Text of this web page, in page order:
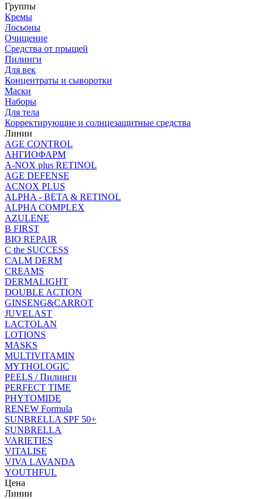
Группы
Кремы
Лосьоны
Очищение
Средства от прыщей
Пилинги
Для век
Концентраты и сыворотки
Маски
Наборы
Для тела
Корректирующие и солнцезащитные средства
Линии
AGE CONTROL
АНГИОФАРМ
A-NOX plus RETINOL
AGE DEFENSE
ACNOX PLUS
ALPHA - BETA & RETINOL
ALPHA COMPLEX
AZULENE
B FIRST
BIO REPAIR
C the SUCCESS
CALM DERM
CREAMS
DERMALIGHT
DOUBLE ACTION
GINSENG&CARROT
JUVELAST
LACTOLAN
LOTIONS
MASKS
MULTIVITAMIN
MYTHOLOGIC
PEELS / Пилинги
PERFECT TIME
PHYTOMIDE
RENEW Formula
SUNBRELLA SPF 50+
SUNBRELLA
VARIETIES
VITALISE
VIVA LAVANDA
YOUTHFUL
Цена
Линии